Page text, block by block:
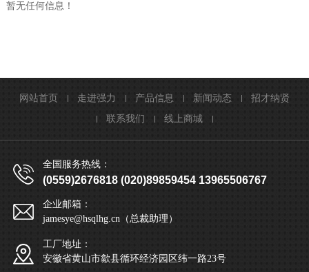
暂无任何信息！
网站首页 走进强力 产品信息 新闻动态
招才纳贤
联系我们
线上商城
全国服务热线：
(0559)2676818 (020)89859454 13965506767
企业邮箱：
jamesye@hsqlhg.cn（总裁助理）
工厂地址：
安徽省黄山市歙县循环经济园区纬一路23号